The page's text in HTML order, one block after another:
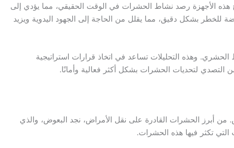
هذه الأجهزة رصد نشاط الحشرات في الوقت الحقيقي، مما يؤدي إلى
للخطر بشكل دقيق، مما يقلل من الحاجة إلى الجهود اليدوية ويزيد
وهذه التحليلات تساعد في اتخاذ قرارات استراتيجية
أبرز الحشرات القادرة على نقل الأمراض، نجد البعوض، والذي
تكثر فيها هذه الحشرات.